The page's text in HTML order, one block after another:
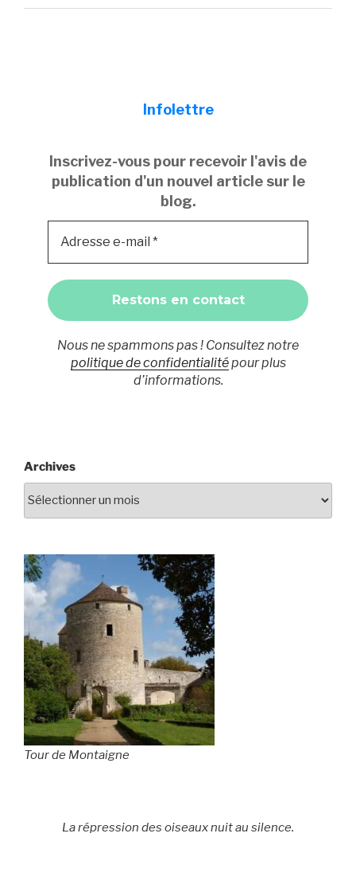
Infolettre
Inscrivez-vous pour recevoir l'avis de
publication d'un nouvel article sur le
blog.
Nous ne spammons pas ! Consultez notre
politique de confidentialitépour plus
d’informations.
Archives
Tour de Montaigne
La répression des oiseaux nuit au silence.